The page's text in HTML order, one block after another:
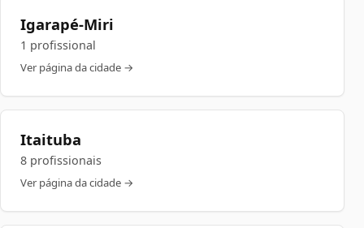
Igarapé-Miri
1 profissional
Ver página da cidade →
Itaituba
8 profissionais
Ver página da cidade →